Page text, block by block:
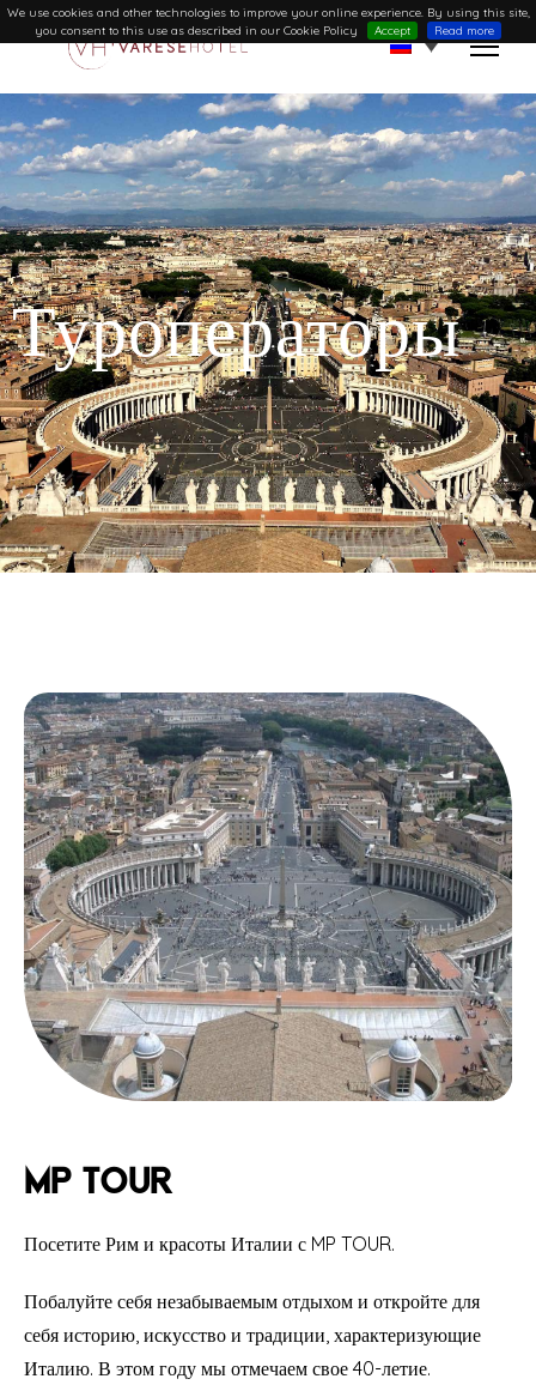
We use cookies and other technologies to improve your online experience. By using this site,
you consent to this use as described in our Cookie Policy
Accept Read more
Туроператоры
MP Tour
Посетите Рим и красоты Италии с MP TOUR.
Побалуйте себя незабываемым отдыхом и откройте для
себя историю, искусство и традиции, характеризующие
Италию. В этом году мы отмечаем свое 40-летие.